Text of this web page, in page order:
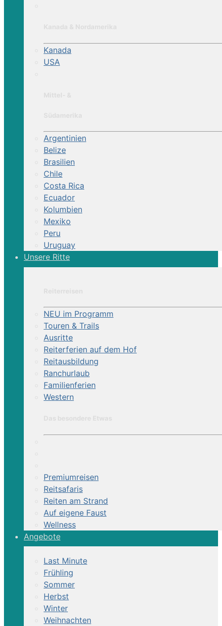
Kanada
USA
Argentinien
Belize
Brasilien
Chile
Costa Rica
Ecuador
Kolumbien
Mexiko
Peru
Uruguay
Unsere Ritte
NEU im Programm
Touren & Trails
Ausritte
Reiterferien auf dem Hof
Reitausbildung
Ranchurlaub
Familienferien
Western
Premiumreisen
Reitsafaris
Reiten am Strand
Auf eigene Faust
Wellness
Angebote
Last Minute
Frühling
Sommer
Herbst
Winter
Weihnachten